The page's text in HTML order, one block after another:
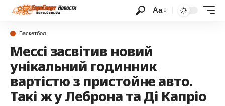
Аа
Баскетбол
Мессі засвітив новий
унікальний годинник
вартістю з пристойне авто.
Такі ж у Леброна та Ді Капріо